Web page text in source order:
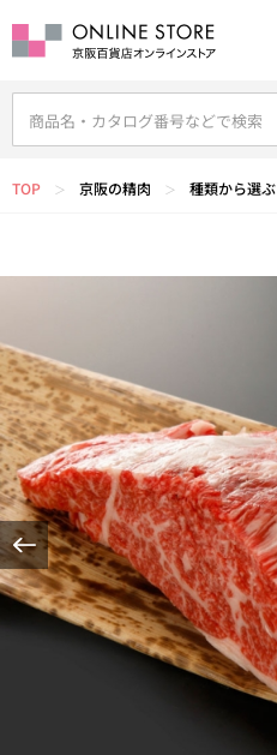
TOP ＞ 京阪の精肉 ＞ 種類から選ぶ